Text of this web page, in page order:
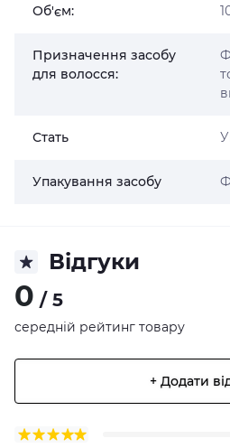
Об'єм:
Призначення засобу
для волосся:
Стать
Упакування засобу
Відгуки
0 / 5
середній рейтинг товару
+ Додати